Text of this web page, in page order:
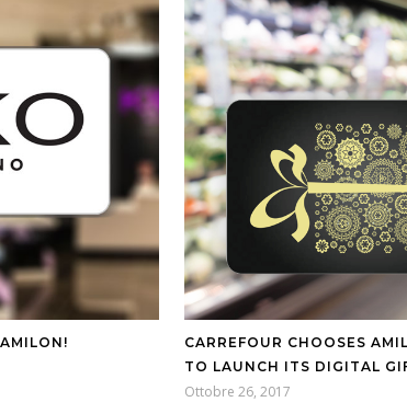
CARREFOUR CHOOSES
TO LAUNCH ITS DIGITAL
Ottobre 26, 2017